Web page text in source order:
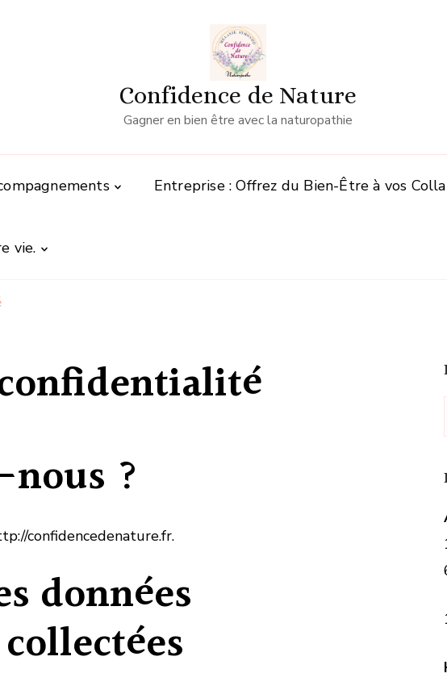
Confidence de Nature
Gagner en bien être avec la naturopathie
Entreprise : Offrez du Bien-Être à vos
vie.
?
confidencedenature.fr.
données